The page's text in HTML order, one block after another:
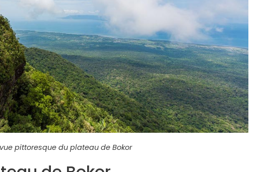
pittoresque du plateau de Bokor